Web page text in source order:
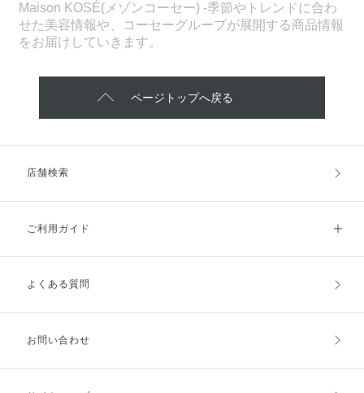
Maison KOSÉ(メゾンコーセー) -季節やトレンドに合わ
せた美容情報や、コーセーグループが展開する商品情報
をお届けしていきます。
ページトップへ戻る
店舗検索
ご利用ガイド
ご利用ガイドトップ
お支払方法
よくある質問
お問い合わせ